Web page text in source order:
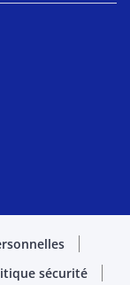
sécurité